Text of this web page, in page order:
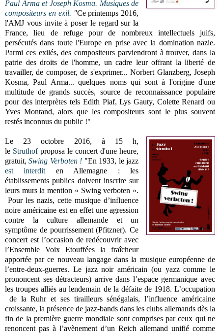
Paul Arma et Joseph Kosma. Musiques de
compositeurs en exil. "Ce printemps 2016,
l'AMJ vous invite à poser le regard sur la
France, lieu de refuge pour de nombreux intellectuels juifs,
persécutés dans toute l'Europe en prise avec la domination nazie.
Parmi ces exilés, des compositeurs parviendront à trouver, dans la
patrie des droits de l'homme, un cadre leur offrant la liberté de
travailler, de composer, de s'exprimer... Norbert Glanzberg, Joseph
Kosma, Paul Arma... quelques noms qui sont à l'origine d'une
multitude de grands succès, source de reconnaissance populaire
pour des interprètes tels Edith Piaf, Lys Gauty, Colette Renard ou
Yves Montand, alors que les compositeurs sont le plus souvent
restés inconnus du public !"
Le 23 octobre 2016, à 15 h,
le Struthofproposa le concert d'une heure,
gratuit,Swing Verboten ! "En 1933, le jazz
est interdit en Allemagne : les
établissements publics doivent inscrire sur
leurs murs la mention « Swing verboten ».
Pour les nazis, cette musique d’influence
noire américaine est en effet une agression
contre la culture allemande et un
symptôme de pourrissement (Pfitzner). Ce
concert est l’occasion de redécouvrir avec
l’Ensemble Voix Etouffées la fraîcheur
apportée par ce nouveau langage dans la musique européenne de
l’entre-deux-guerres. Le jazz noir américain (ou yazz comme le
prononcent ses détracteurs) arrive dans l’espace germanique avec
les troupes alliés au lendemain de la défaite de 1918. L’occupation
de la Ruhr et ses tirailleurs sénégalais, l’influence américaine
croissante, la présence de jazz-bands dans les clubs allemands dès la
fin de la première guerre mondiale sont comprises par ceux qui ne
renoncent pas à l’avènement d’un Reich allemand unifié comme